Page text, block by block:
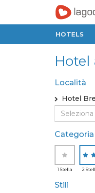
HOTELS
Hotel
Località
Hotel
Categoria
1 Stella 2
Stili